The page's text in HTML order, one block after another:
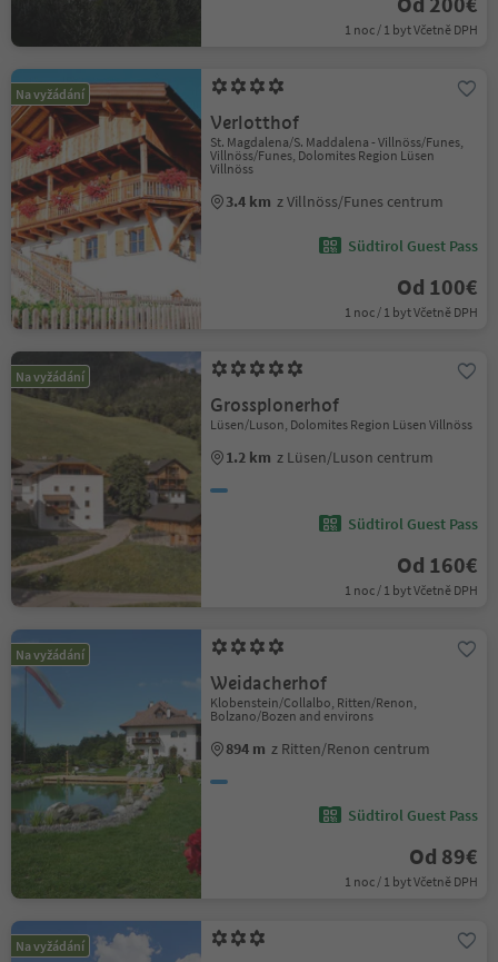
1 noc / 1 byt Včetně DPH
Na vyžádání
Verlotthof
St. Magdalena/S. Maddalena - Villnöss/Funes,
Villnöss/Funes, Dolomites Region Lüsen
Villnöss
3.4 km z Villnöss/Funes centrum
Südtirol Guest Pass
Od 100€
1 noc / 1 byt Včetně DPH
Na vyžádání
Grossplonerhof
Lüsen/Luson, Dolomites Region Lüsen Villnöss
1.2 km z Lüsen/Luson centrum
Südtirol Guest Pass
Od 160€
1 noc / 1 byt Včetně DPH
Na vyžádání
Weidacherhof
Klobenstein/Collalbo, Ritten/Renon,
Bolzano/Bozen and environs
894 m z Ritten/Renon centrum
Südtirol Guest Pass
Od 89€
1 noc / 1 byt Včetně DPH
Na vyžádání